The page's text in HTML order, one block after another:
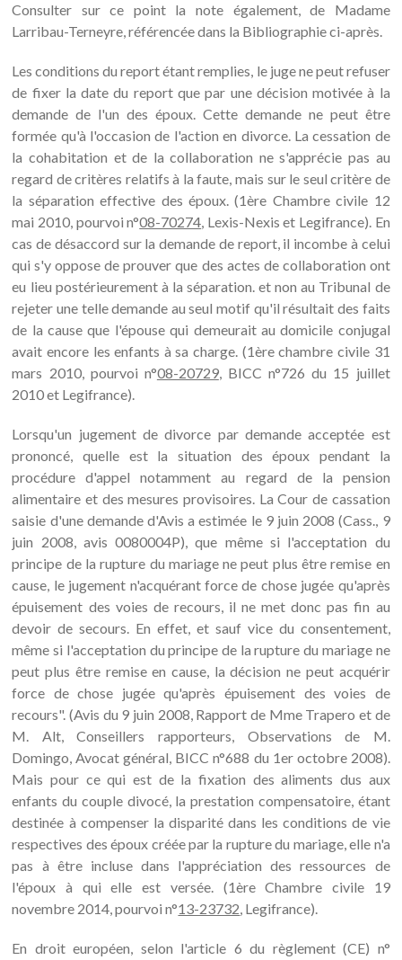
Consulter sur ce point la note également, de Madame
Larribau-Terneyre, référencée dans la Bibliographie ci-après.
Les conditions du report étant remplies, le juge ne peut refuser
de fixer la date du report que par une décision motivée à la
demande de l'un des époux. Cette demande ne peut être
formée qu'à l'occasion de l'action en divorce. La cessation de
la cohabitation et de la collaboration ne s'apprécie pas au
regard de critères relatifs à la faute, mais sur le seul critère de
la séparation effective des époux. (1ère Chambre civile 12
mai 2010, pourvoi n°08-70274, Lexis-Nexis et Legifrance). En
cas de désaccord sur la demande de report, il incombe à celui
qui s'y oppose de prouver que des actes de collaboration ont
eu lieu postérieurement à la séparation. et non au Tribunal de
rejeter une telle demande au seul motif qu'il résultait des faits
de la cause que l'épouse qui demeurait au domicile conjugal
avait encore les enfants à sa charge. (1ère chambre civile 31
mars 2010, pourvoi n°08-20729, BICC n°726 du 15 juillet
2010 et Legifrance).
Lorsqu'un jugement de divorce par demande acceptée est
prononcé, quelle est la situation des époux pendant la
procédure d'appel notamment au regard de la pension
alimentaire et des mesures provisoires. La Cour de cassation
saisie d'une demande d'Avis a estimée le 9 juin 2008 (Cass., 9
juin 2008, avis 0080004P), que même si l'acceptation du
principe de la rupture du mariage ne peut plus être remise en
cause, le jugement n'acquérant force de chose jugée qu'après
épuisement des voies de recours, il ne met donc pas fin au
devoir de secours. En effet, et sauf vice du consentement,
même si l'acceptation du principe de la rupture du mariage ne
peut plus être remise en cause, la décision ne peut acquérir
force de chose jugée qu'après épuisement des voies de
recours". (Avis du 9 juin 2008, Rapport de Mme Trapero et de
M. Alt, Conseillers rapporteurs, Observations de M.
Domingo, Avocat général, BICC n°688 du 1er octobre 2008).
Mais pour ce qui est de la fixation des aliments dus aux
enfants du couple divocé, la prestation compensatoire, étant
destinée à compenser la disparité dans les conditions de vie
respectives des époux créée par la rupture du mariage, elle n'a
pas à être incluse dans l'appréciation des ressources de
l'époux à qui elle est versée. (1ère Chambre civile 19
novembre 2014, pourvoi n°13-23732, Legifrance).
En droit européen, selon l'article 6 du règlement (CE) n°